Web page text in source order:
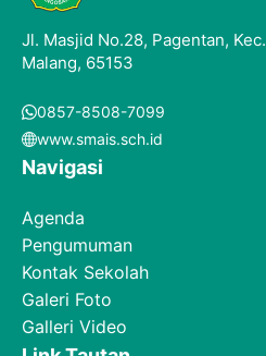
Jl. Masjid No.28, Pagentan,
Malang, 65153
0857-8508-7099
www.smais.sch.id
Navigasi
Agenda
Pengumuman
Kontak Sekolah
Galeri Foto
Galleri Video